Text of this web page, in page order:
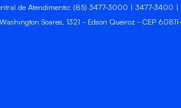
de Atendimento: (85) 3477-3000 | 3477-3400
Soares, 1321 - Edson Queiroz - CEP